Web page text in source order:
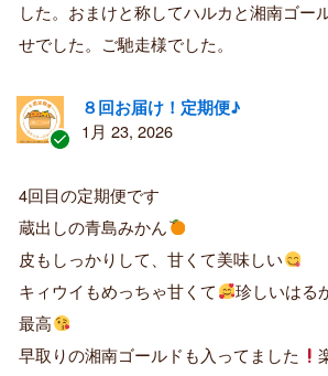
者
した。おまけと称してハルカと湘南ゴー
せでした。ご馳走様でした。
証
済
み
購
者
８回お届け！定期便♪
1月 23, 2026
4回目の定期便です
蔵出しの青島みかん
皮もしっかりして、甘くて美味しい
キィウイもめっちゃ甘くて
珍しいはる
最高
早取りの湘南ゴールドも入ってました